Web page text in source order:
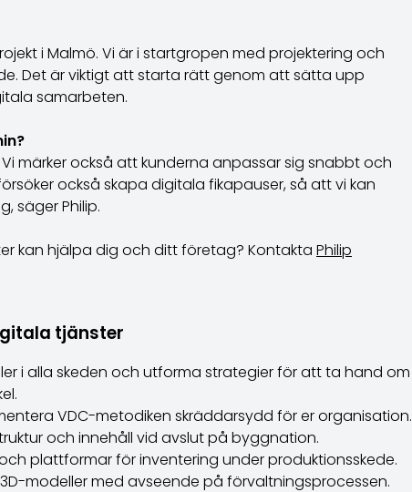
i Malmö. Vi är i startgropen med projektering och
Det är viktigt att starta rätt genom att sätta upp
samarbeten.
märker också att kunderna anpassar sig snabbt och
också skapa digitala fikapauser, så att vi kan
säger Philip.
kan hjälpa dig och ditt företag? Kontakta Philip
tjänster
i alla skeden och utforma strategier för att ta hand om
VDC-metodiken skräddarsydd för er organisation.
och innehåll vid avslut på byggnation.
plattformar för inventering under produktionsskede.
modeller med avseende på förvaltningsprocessen.